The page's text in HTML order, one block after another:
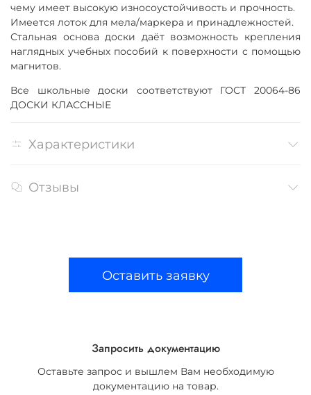
чему имеет высокую износоустойчивость и прочность.
Имеется лоток для мела/маркера и принадлежностей.
Стальная основа доски даёт возможность крепления
наглядных учебных пособий к поверхности с помощью
магнитов.
Все школьные доски соответствуют ГОСТ 20064-86
ДОСКИ КЛАССНЫЕ
Характеристики
Отзывы
Оставить заявку
Запросить документацию
Оставьте запрос и вышлем Вам необходимую
документацию на товар.